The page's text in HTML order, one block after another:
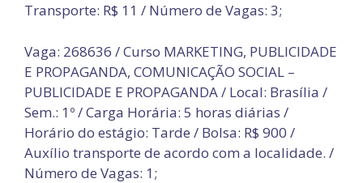
Transporte: R$ 11 / Número de Vagas: 3;
Vaga: 268636 / Curso MARKETING, PUBLICIDADE
E PROPAGANDA, COMUNICAÇÃO SOCIAL –
PUBLICIDADE E PROPAGANDA / Local: Brasília /
Sem.: 1º / Carga Horária: 5 horas diárias /
Horário do estágio: Tarde / Bolsa: R$ 900 /
Auxílio transporte de acordo com a localidade. /
Número de Vagas: 1;